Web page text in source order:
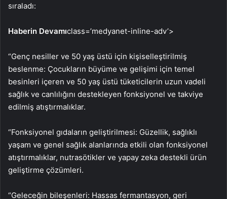
sıraladı:
Haberin Devamıclass=’medyanet-inline-adv’>
“Genç nesiller ve 50 yaş üstü için kişiselleştirilmiş
beslenme: Çocukların büyüme ve gelişimi için temel
besinleri içeren ve 50 yaş üstü tüketicilerin uzun vadeli
sağlık ve canlılığını destekleyen fonksiyonel ve takviye
edilmiş atıştırmalıklar.
“Fonksiyonel gıdaların geliştirilmesi: Güzellik, sağlıklı
yaşam ve genel sağlık alanlarında etkili olan fonksiyonel
atıştırmalıklar, nutrasötikler ve yapay zeka destekli ürün
geliştirme çözümleri.
“Geleceğin bileşenleri: Hassas fermantasyon, geri